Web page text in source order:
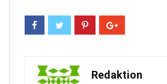
Redaktion